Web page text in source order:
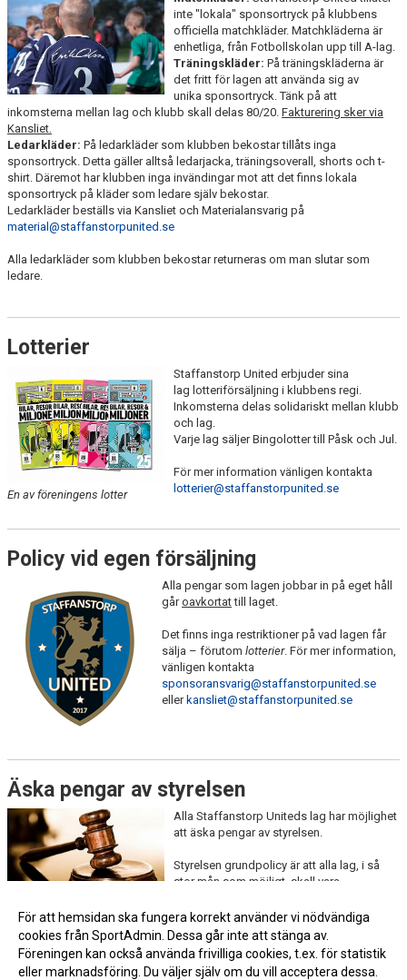
inte "lokala" sponsortryck på klubbens
officiella matchkläder. Matchkläderna är
enhetliga, från Fotbollskolan upp till A-lag.
Träningskläder: På träningskläderna är
det fritt för lagen att använda sig av
unika sponsortryck. Tänk på att
inkomsterna mellan lag och klubb skall delas 80/20. Fakturering sker via
Kansliet.
Ledarkläder: På ledarkläder som klubben bekostar tillåts inga
sponsortryck. Detta gäller alltså ledarjacka, träningsoverall, shorts och t-
shirt. Däremot har klubben inga invändingar mot att det finns lokala
sponsortryck på kläder som ledare själv bekostar.
Ledarkläder beställs via Kansliet och Materialansvarig på
material@staffanstorpunited.se
Alla ledarkläder som klubben bekostar returneras om man slutar som
ledare.
Lotterier
En av föreningens lotter
Staffanstorp United erbjuder sina
lag lotteriförsäljning i klubbens regi.
Inkomsterna delas solidariskt mellan klubb
och lag.
Varje lag säljer Bingolotter till Påsk och Jul.
För mer information vänligen kontakta
lotterier@staffanstorpunited.se
Policy vid egen försäljning
Alla pengar som lagen jobbar in på eget håll
gåroavkortattill laget.
Det finns inga restriktioner på vad lagen får
sälja – förutom lotterier. För mer information,
vänligen kontakta
sponsoransvarig@staffanstorpunited.se
ellerkansliet@staffanstorpunited.se
Äska pengar av styrelsen
Alla Staffanstorp Uniteds lag har möjlighet
att äska pengar av styrelsen.
Styrelsen grundpolicy är att alla lag, i så
stor mån som möjligt, skall vara
ändå alltid möjlighet att ansöka om bidrag
tillextraordinära ändamål. Detta görs till styrelsen@staffanstorpunited.se
För att hemsidan ska fungera korrekt använder vi nödvändiga
cookies från SportAdmin. Dessa går inte att stänga av.
Föreningen kan också använda frivilliga cookies, t.ex. för statistik
eller marknadsföring. Du väljer själv om du vill acceptera dessa.